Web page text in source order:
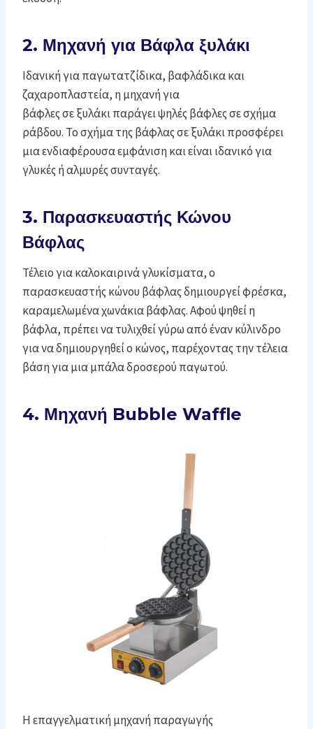
2. Μηχανή για Βάφλα ξυλάκι
Ιδανική για παγωτατζίδικα, βαφλάδικα και
ζαχαροπλαστεία, η μηχανή για
βάφλες σε ξυλάκι παράγει ψηλές βάφλες σε σχήμα
ράβδου. Το σχήμα της βάφλας σε ξυλάκι προσφέρει
μια ενδιαφέρουσα εμφάνιση και είναι ιδανικό για
γλυκές ή αλμυρές συνταγές.
3. Παρασκευαστής Κώνου
Βάφλας
Τέλειο για καλοκαιρινά γλυκίσματα, ο
παρασκευαστής κώνου βάφλας δημιουργεί φρέσκα,
καραμελωμένα χωνάκια βάφλας. Αφού ψηθεί η
βάφλα, πρέπει να τυλιχθεί γύρω από έναν κύλινδρο
για να δημιουργηθεί ο κώνος, παρέχοντας την τέλεια
βάση για μια μπάλα δροσερού παγωτού.
4. Μηχανή Bubble Waffle
Η επαγγελματική μηχανή παραγωγής